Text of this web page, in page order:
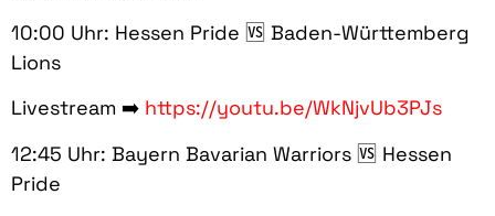
10:00 Uhr: Hessen Pride 🆚 Baden-Württemberg
Lions
Livestream ➡️ https://youtu.be/WkNjvUb3PJs
12:45 Uhr: Bayern Bavarian Warriors 🆚 Hessen
Pride